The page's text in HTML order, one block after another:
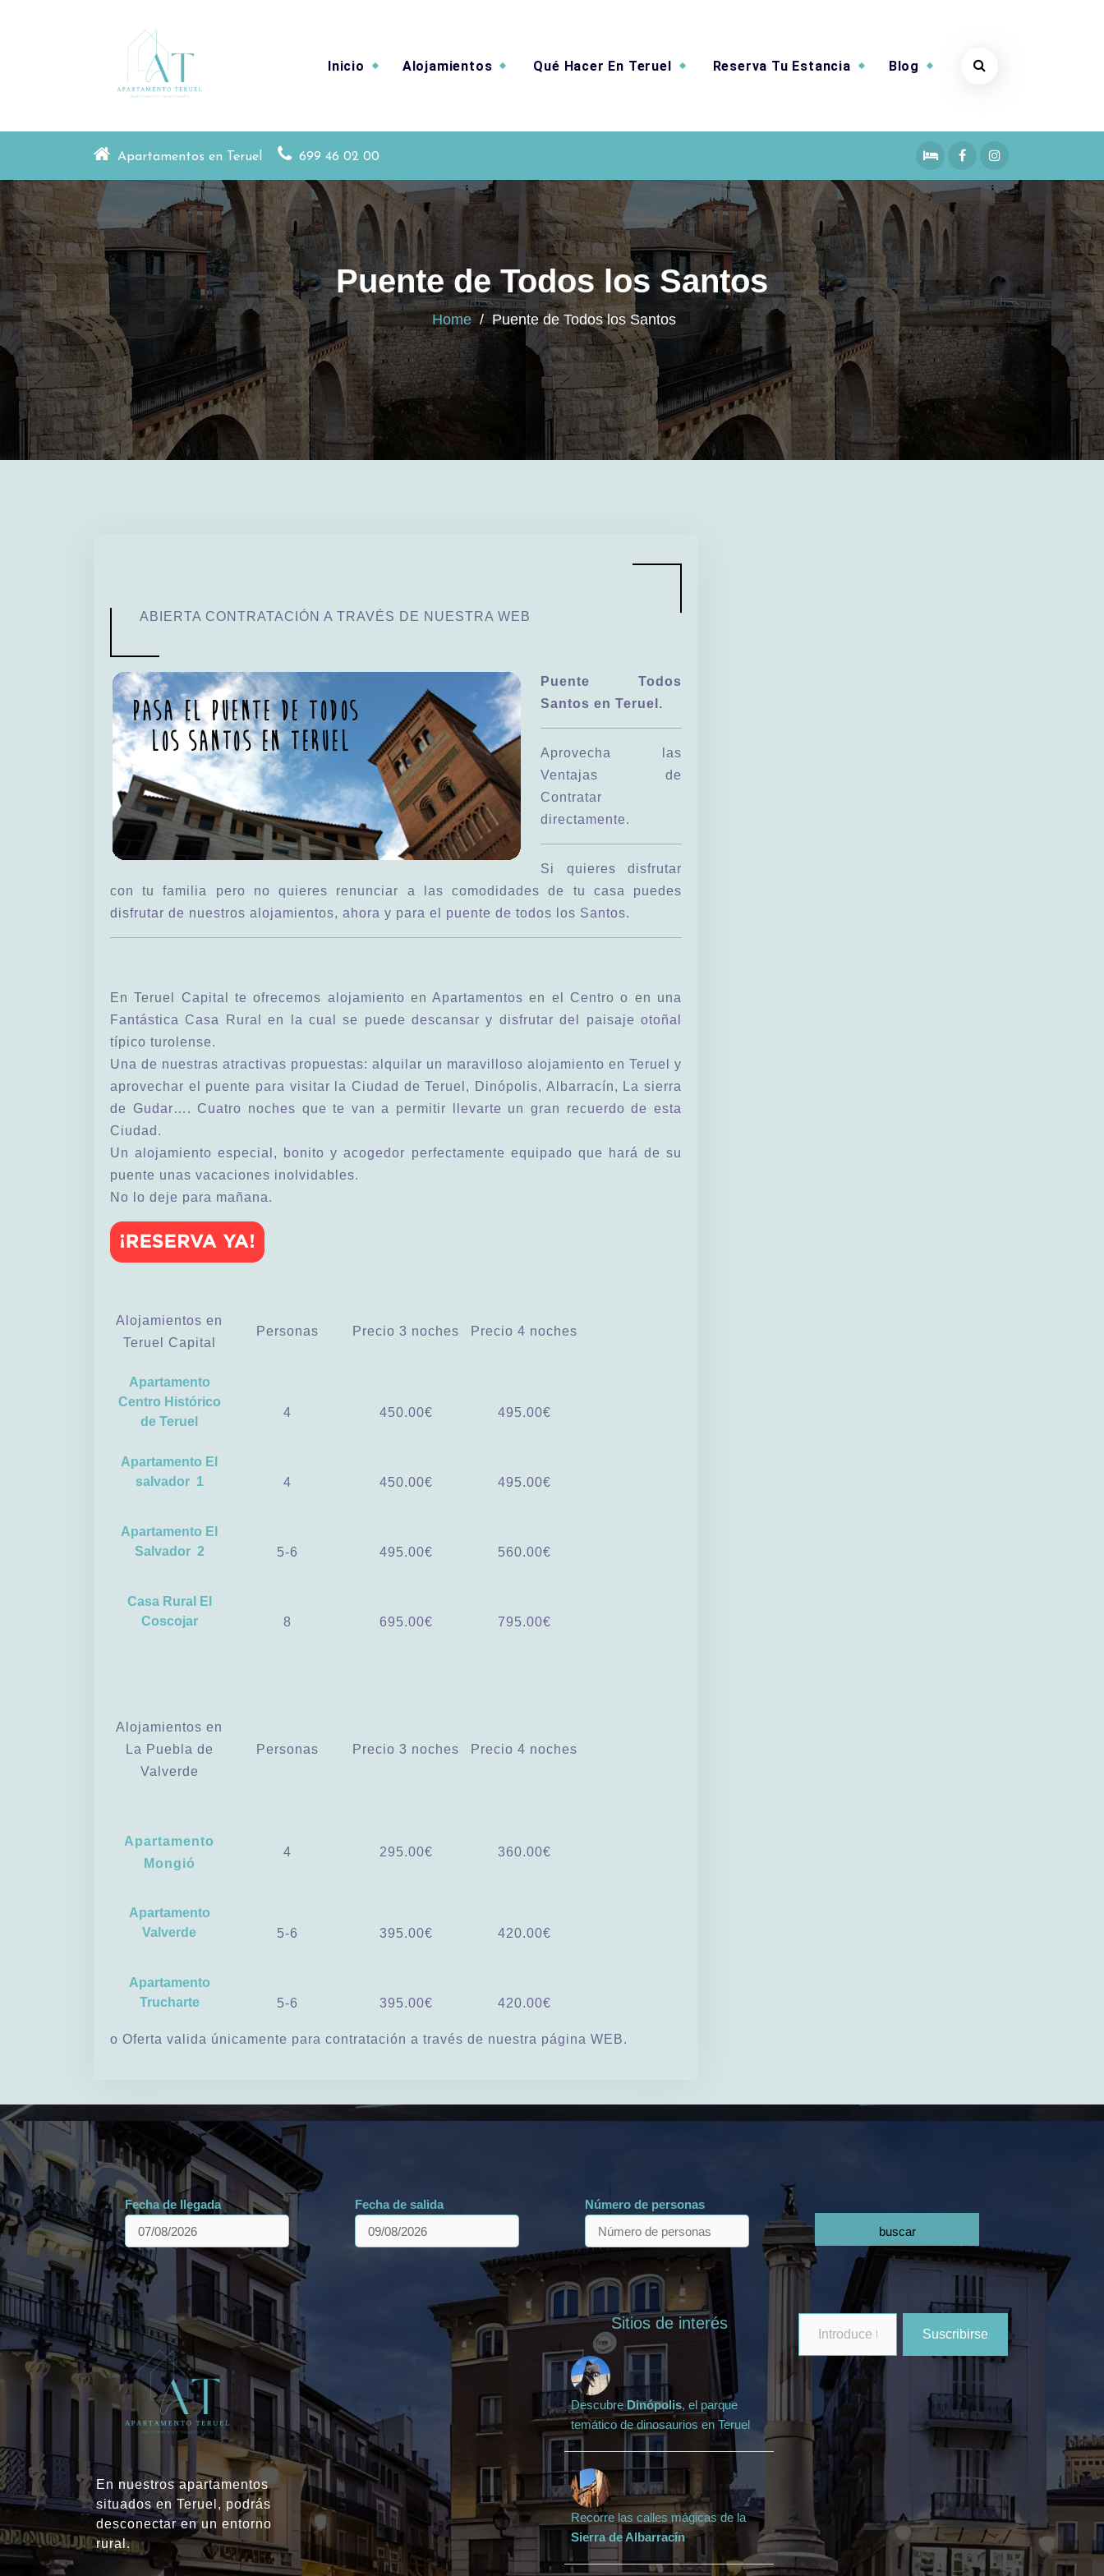
Apartamentos en Teruel y en La Puebla de Valverde
Inicio Alojamientos Qué Hacer En Teruel Reserva Tu Estancia Blog
Apartamentos en Teruel 699 46 02 00
Puente de Todos los Santos
Home / Puente de Todos los Santos
ABIERTA CONTRATACIÓN A TRAVÉS DE NUESTRA WEB
Puente Todos
Santos en Teruel.
Aprovecha las
Ventajas de
Contratar
directamente.
Si quieres disfrutar
con tu familia pero no quieres renunciar a las comodidades de tu casa puedes
disfrutar de nuestros alojamientos, ahora y para el puente de todos los Santos.
En Teruel Capital te ofrecemos alojamiento en Apartamentos en el Centro o en una
Fantástica Casa Rural en la cual se puede descansar y disfrutar del paisaje otoñal
típico turolense.
Una de nuestras atractivas propuestas: alquilar un maravilloso alojamiento en Teruel y
aprovechar el puente para visitar la Ciudad de Teruel, Dinópolis, Albarracín, La sierra
de Gudar…. Cuatro noches que te van a permitir llevarte un gran recuerdo de esta
Ciudad.
Un alojamiento especial, bonito y acogedor perfectamente equipado que hará de su
puente unas vacaciones inolvidables.
No lo deje para mañana.
Alojamientos en
Teruel Capital
Personas Precio 3 noches Precio 4 noches
Apartamento
Centro Histórico
de Teruel
4 450.00€ 495.00€
Apartamento El
salvador 1
4 450.00€ 495.00€
Apartamento El
Salvador 2
5-6 495.00€ 560.00€
Casa Rural El
Coscojar
8 695.00€ 795.00€
Alojamientos en
La Puebla de
Valverde
Personas Precio 3 noches Precio 4 noches
Apartamento
Mongió
4 295.00€ 360.00€
Apartamento
Valverde
5-6 395.00€ 420.00€
Apartamento
Trucharte
5-6 395.00€ 420.00€
o Oferta valida únicamente para contratación a través de nuestra página WEB.
Fecha de llegada Fecha de salida
Número de personas
buscar
En nuestros apartamentos
situados en Teruel, podrás
desconectar en un entorno
rural.
Sitios de interés
Descubre Dinópolis, el parque
temático de dinosaurios en Teruel
Recorre las calles mágicas de la
Sierra de Albarracín
email...
Suscribirse